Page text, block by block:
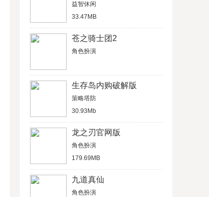
益智休闲
33.47MB
苍之骑士团2
角色扮演
生存岛内购破解版
策略塔防
30.93Mb
龙之刃官网版
角色扮演
179.69MB
九道真仙
角色扮演